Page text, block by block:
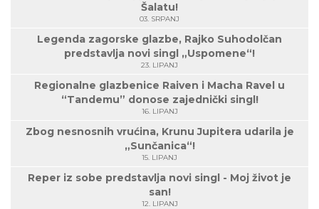
Šalatu!
03. SRPANJ
Legenda zagorske glazbe, Rajko Suhodolčan
predstavlja novi singl „Uspomene“!
23. LIPANJ
Regionalne glazbenice Raiven i Macha Ravel u
“Tandemu” donose zajednički singl!
16. LIPANJ
Zbog nesnosnih vrućina, Krunu Jupitera udarila je
„Sunčanica“!
15. LIPANJ
Reper iz sobe predstavlja novi singl - Moj život je
san!
12. LIPANJ